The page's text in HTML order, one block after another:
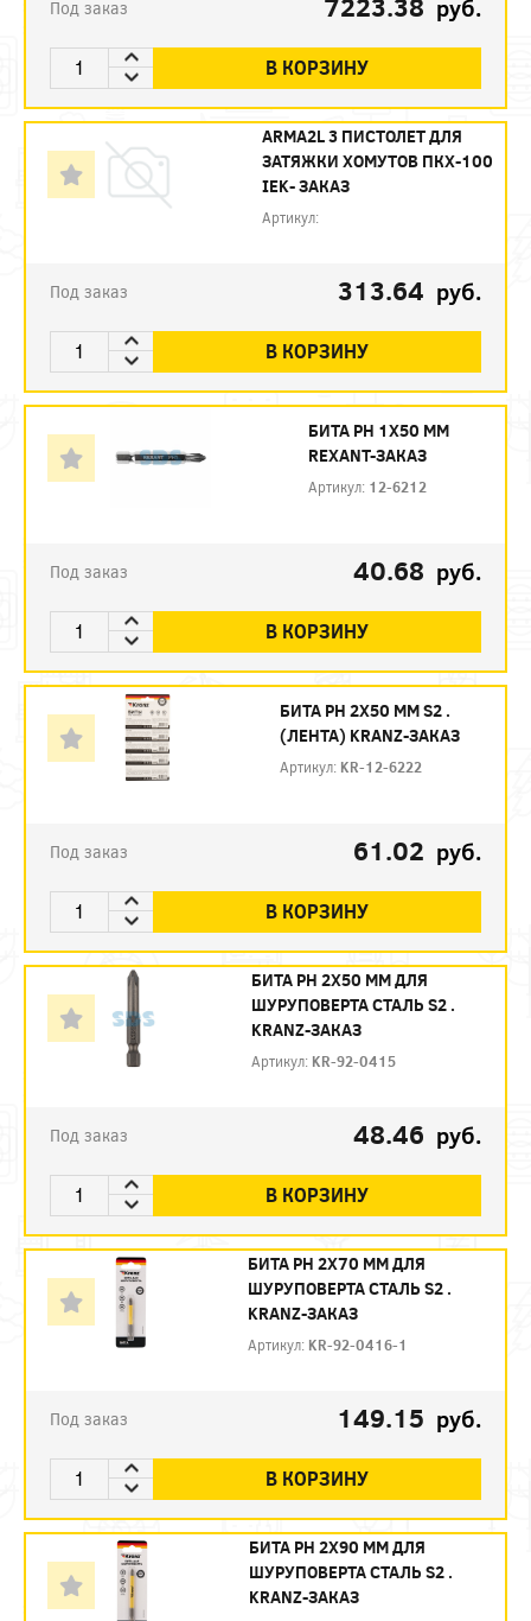
Под заказ руб.
В КОРЗИНУ
ARMA2L 3 ПИСТОЛЕТ ДЛЯ
ЗАТЯЖКИ ХОМУТОВ ПКХ-100
IEK- ЗАКАЗ
Артикул:
Под заказ 313.64 руб.
В КОРЗИНУ
БИТА PH 1X50 ММ
REXANT-ЗАКАЗ
Артикул: 12-6212
Под заказ 40.68 руб.
В КОРЗИНУ
БИТА PH 2X50 ММ S2 .
(ЛЕНТА) KRANZ-ЗАКАЗ
Артикул: KR-12-6222
Под заказ 61.02 руб.
В КОРЗИНУ
БИТА PH 2X50 ММ ДЛЯ
ШУРУПОВЕРТА СТАЛЬ S2 .
KRANZ-ЗАКАЗ
Артикул: KR-92-0415
Под заказ 48.46 руб.
В КОРЗИНУ
БИТА PH 2X70 ММ ДЛЯ
ШУРУПОВЕРТА СТАЛЬ S2 .
KRANZ-ЗАКАЗ
Артикул: KR-92-0416-1
Под заказ 149.15 руб.
В КОРЗИНУ
БИТА PH 2X90 ММ ДЛЯ
ШУРУПОВЕРТА СТАЛЬ S2 .
KRANZ-ЗАКАЗ